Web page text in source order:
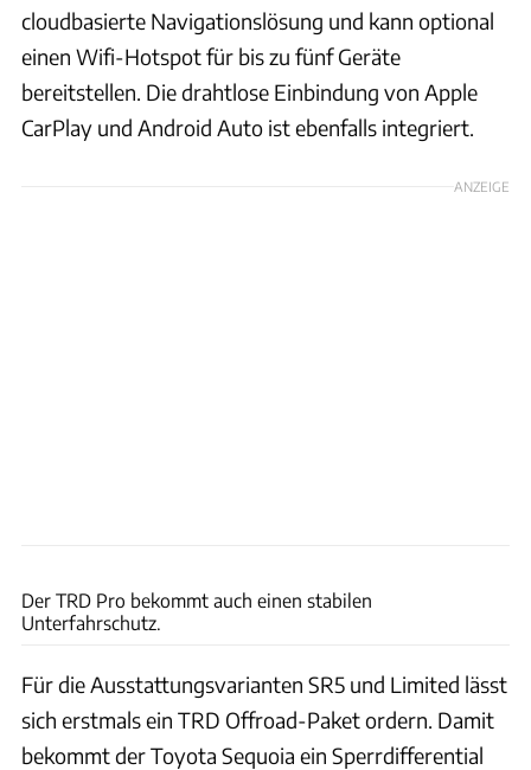
cloudbasierte Navigationslösung und kann optional
einen Wifi-Hotspot für bis zu fünf Geräte
bereitstellen. Die drahtlose Einbindung von Apple
CarPlay und Android Auto ist ebenfalls integriert.
ANZEIGE
Der TRD Pro bekommt auch einen stabilen
Unterfahrschutz.
Für die Ausstattungsvarianten SR5 und Limited lässt
sich erstmals ein TRD Offroad-Paket ordern. Damit
bekommt der Toyota Sequoia ein Sperrdifferential